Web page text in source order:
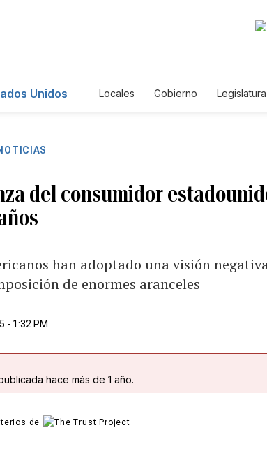
Unidos Locales Gobierno Legislatura
del consumidor
han adoptado una visión
de enormes aranceles
- 1:32 PM
hace más de 1 año.
de